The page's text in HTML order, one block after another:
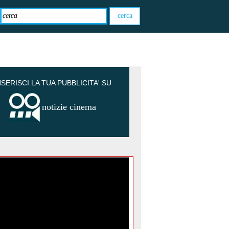
LA TUA PUBBLICITA' SU
notizie cinema